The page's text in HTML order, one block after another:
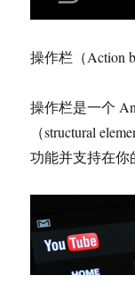
操作栏（Action
操作栏是一个
（structural
功能并支持在你